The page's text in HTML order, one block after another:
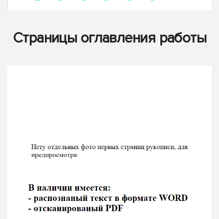
Страницы оглавления работы